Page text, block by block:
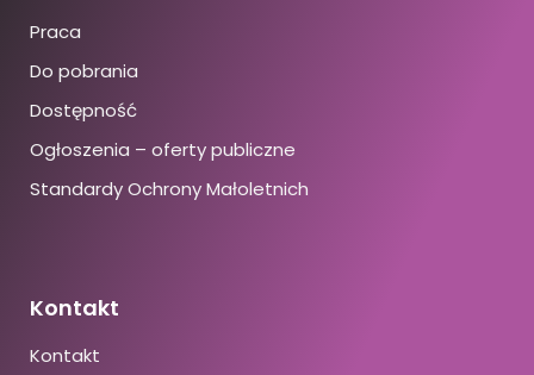
Praca
Do pobrania
Dostępność
Ogłoszenia – oferty publiczne
Standardy Ochrony Małoletnich
Kontakt
Kontakt